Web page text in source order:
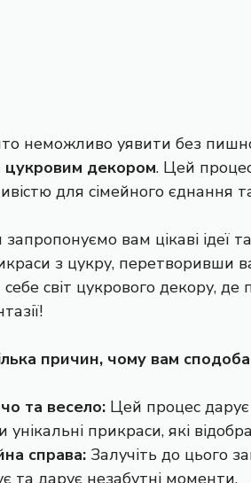
неможливо уявити без
цукровим декором. Цей
для сімейного єднання
запропонуємо вам цікаві ідеї
з цукру, перетворивши
світ цукрового декору,
причин, чому вам
та весело: Цей процес
унікальні прикраси, які
справа: Залучіть до цього
та дарує незабутні моменти.